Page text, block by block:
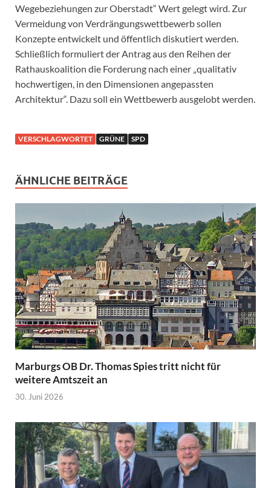
Wegebeziehungen zur Oberstadt“ Wert gelegt wird. Zur
Vermeidung von Verdrängungswettbewerb sollen
Konzepte entwickelt und öffentlich diskutiert werden.
Schließlich formuliert der Antrag aus den Reihen der
Rathauskoalition die Forderung nach einer „qualitativ
hochwertigen, in den Dimensionen angepassten
Architektur“. Dazu soll ein Wettbewerb ausgelobt werden.
VERSCHLAGWORTET GRÜNE SPD
ÄHNLICHE BEITRÄGE
Marburgs OB Dr. Thomas Spies tritt nicht für
weitere Amtszeit an
30. Juni 2026